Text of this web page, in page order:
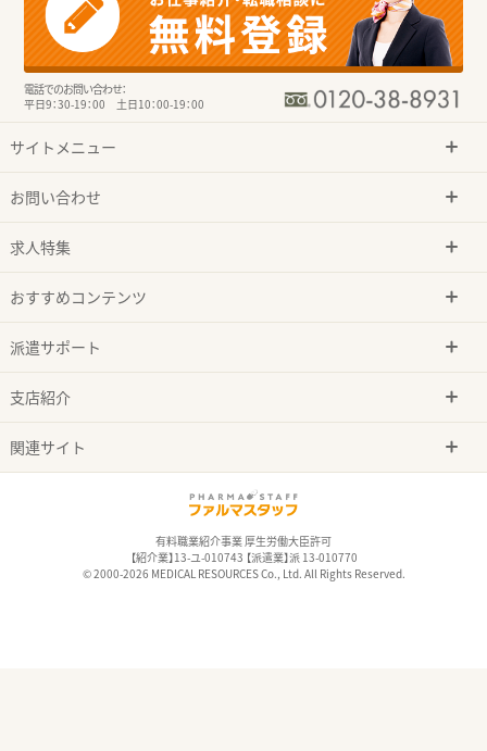
電話でのお問い合わせ：
平日9：30-19：00 土日10：00-19：00
サイトメニュー
お問い合わせ
求人特集
おすすめコンテンツ
派遣サポート
支店紹介
関連サイト
有料職業紹介事業 厚生労働大臣許可
【紹介業】13-ユ-010743 【派遣業】派 13-010770
© 2000-2026 MEDICAL RESOURCES Co., Ltd. All Rights Reserved.